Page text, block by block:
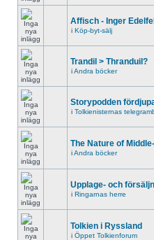
Affisch - Inger
i Köp-byt-sälj
Trandil > Thranduil?
iAndra böcker
Storypodden
i Tolkienisternas
The Nature of
iAndra böcker
Upplage- och
i Ringarnas herre
Tolkien i Ryssland
i Öppet Tolkienforum